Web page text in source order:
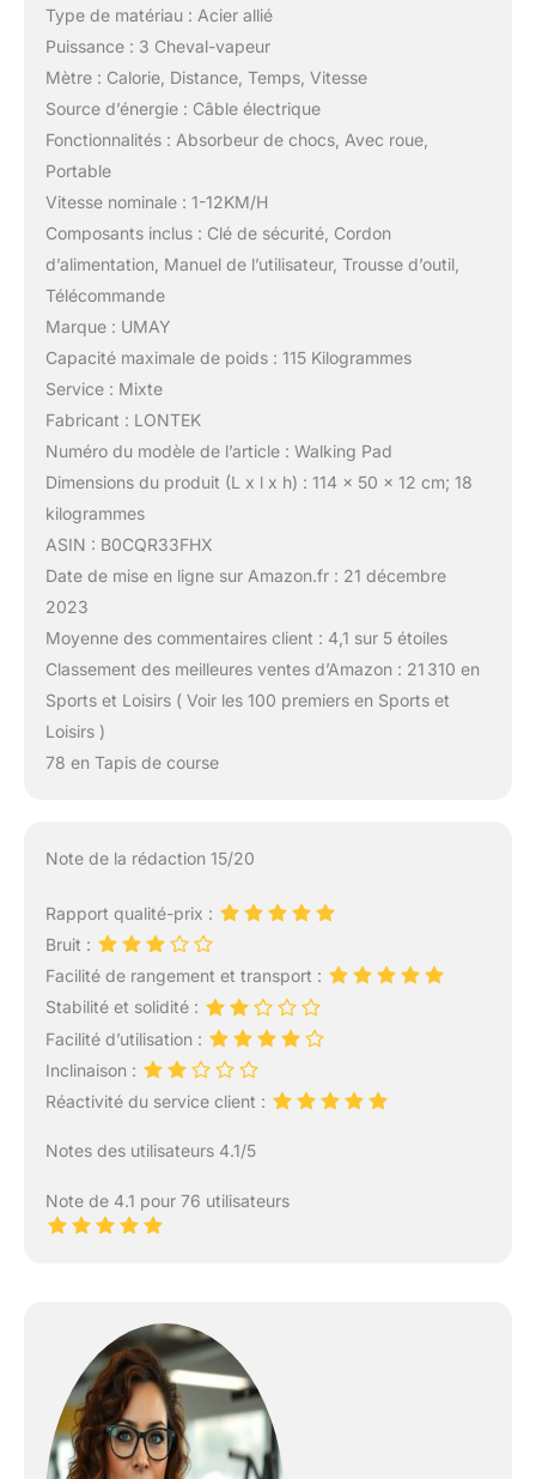
Type de matériau : Acier allié
Puissance : 3 Cheval-vapeur
Mètre : Calorie, Distance, Temps, Vitesse
Source d’énergie : Câble électrique
Fonctionnalités : Absorbeur de chocs, Avec roue,
Portable
Vitesse nominale : 1-12KM/H
Composants inclus : Clé de sécurité, Cordon
d’alimentation, Manuel de l’utilisateur, Trousse d’outil,
Télécommande
Marque : UMAY
Capacité maximale de poids : 115 Kilogrammes
Service : Mixte
Fabricant : LONTEK
Numéro du modèle de l’article : Walking Pad
Dimensions du produit (L x l x h) : 114 x 50 x 12 cm; 18
kilogrammes
ASIN : B0CQR33FHX
Date de mise en ligne sur Amazon.fr : 21 décembre
2023
Moyenne des commentaires client : 4,1 sur 5 étoiles
Classement des meilleures ventes d’Amazon : 21 310 en
Sports et Loisirs ( Voir les 100 premiers en Sports et
Loisirs )
78 en Tapis de course
Note de la rédaction 15/20
Rapport qualité-prix :
Bruit :
Facilité de rangement et transport :
Stabilité et solidité :
Facilité d’utilisation :
Inclinaison :
Réactivité du service client :
Notes des utilisateurs 4.1/5
Note de 4.1 pour 76 utilisateurs